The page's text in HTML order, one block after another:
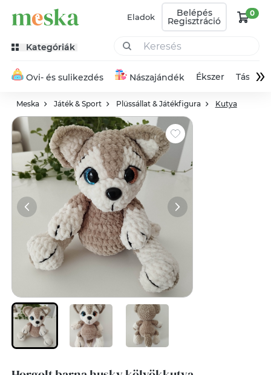
Eladok Belépés
Regisztráció
0
Kategóriák
Ovi- és sulikezdés Nászajándék Ékszer Táska»
Meska Játék & Sport Plüssállat & Játékfigura Kutya